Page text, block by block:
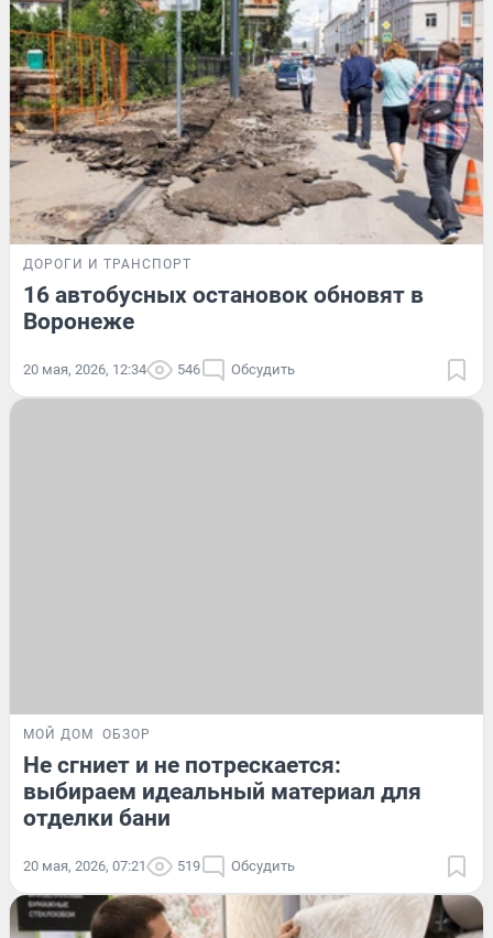
ДОРОГИ И ТРАНСПОРТ
16 автобусных остановок обновят в
Воронеже
20 мая, 2026, 12:34 546 Обсудить
МОЙ ДОМ ОБЗОР
Не сгниет и не потрескается:
выбираем идеальный материал для
отделки бани
20 мая, 2026, 07:21 519 Обсудить